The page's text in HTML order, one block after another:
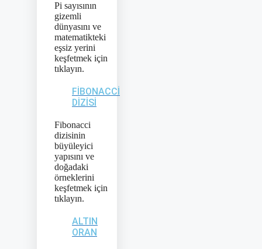
Pi sayısının
gizemli
dünyasını ve
matematikteki
eşsiz yerini
keşfetmek için
tıklayın.
FIBONACCI
DIZISI
Fibonacci
dizisinin
büyüleyici
yapısını ve
doğadaki
örneklerini
keşfetmek için
tıklayın.
ALTIN
ORAN